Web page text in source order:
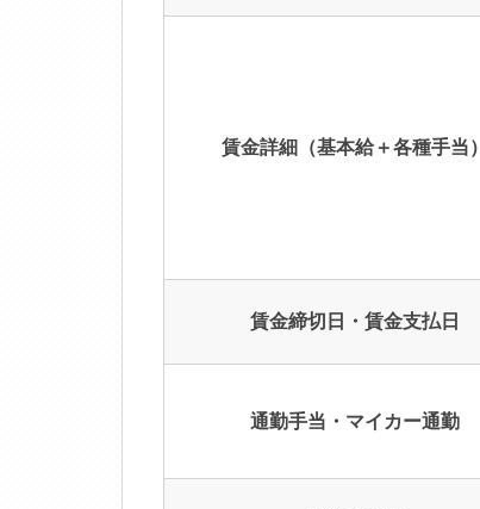
賃金詳細（基本給＋各種手当）
賃金締切日・賃金支払日
通勤手当・マイカー通勤